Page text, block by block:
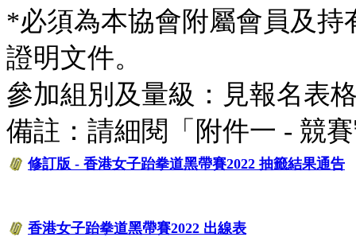
*必須為本協會附屬會員及
證明文件。
參加組別及量級：見報名表
備註：請細閱「附件一 - 競
修訂版 - 香港女子跆拳道黑帶賽2022 抽籤結果通告
香港女子跆拳道黑帶賽2022 出線表